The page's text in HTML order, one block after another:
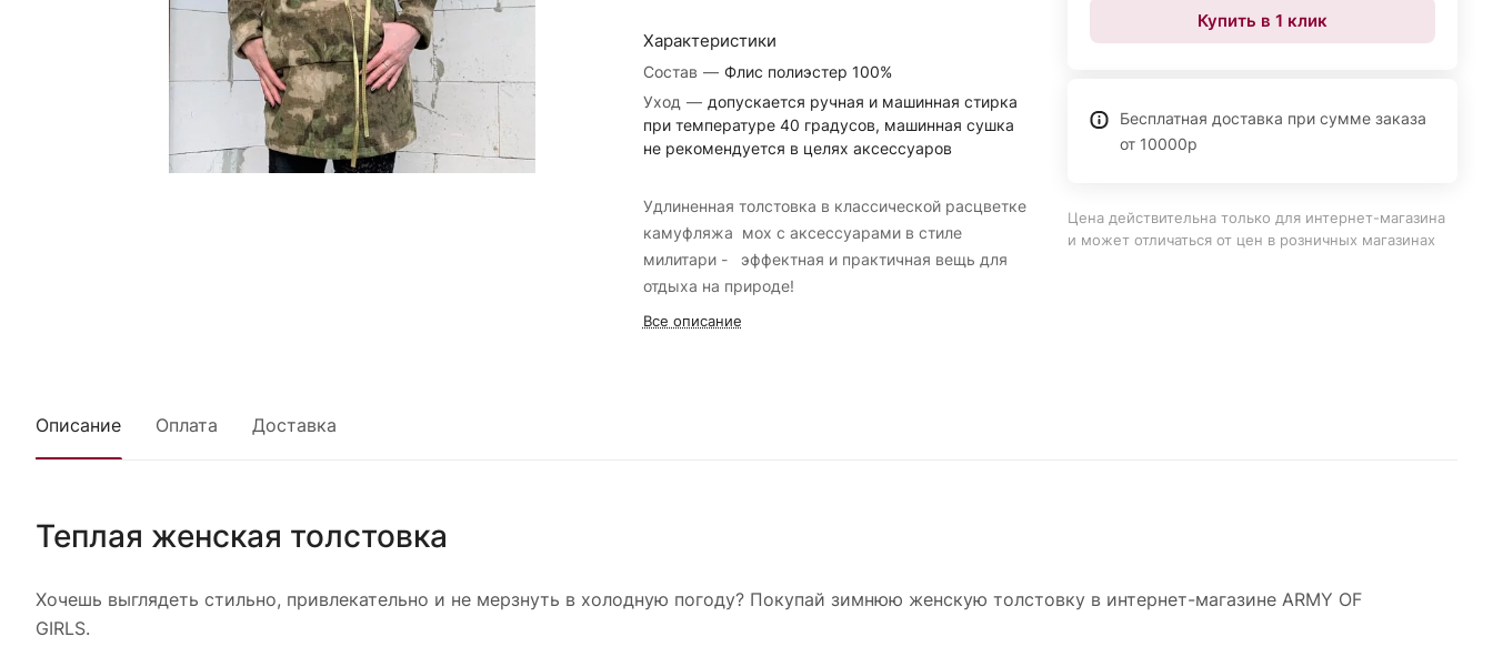
Характеристики
Состав — Флис полиэстер 100%
Уход — допускается ручная и машинная стирка
при температуре 40 градусов, машинная сушка
не рекомендуется в целях аксессуаров
Удлиненная толстовка в классической расцветке
камуфляжа мох с аксессуарами в стиле
милитари - эффектная и практичная вещь для
отдыха на природе!
Все описание
Купить в 1 клик
Бесплатная доставка при сумме заказа
от 10000р
Цена действительна только для интернет-магазина
и может отличаться от цен в розничных магазинах
Описание Оплата Доставка
Теплая женская толстовка
Хочешь выглядеть стильно, привлекательно и не мерзнуть в холодную погоду? Покупай зимнюю женскую толстовку в интернет-магазине ARMY OF
GIRLS.